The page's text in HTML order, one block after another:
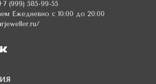
(999) 585-99-55
Ежедневно с 10:00 до 20:00